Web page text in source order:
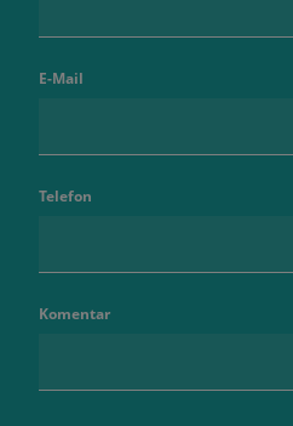
E-Mail
Telefon
Komentar